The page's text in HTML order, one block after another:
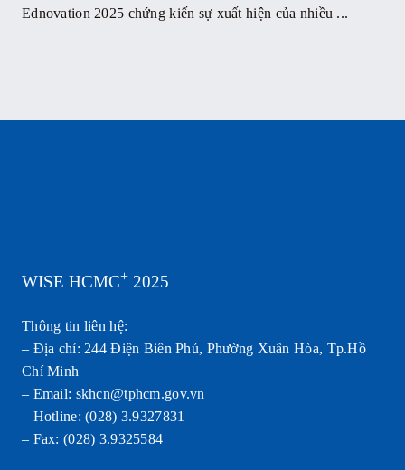
Ednovation 2025 chứng kiến sự xuất hiện của nhiều ...
WISE HCMC+2025
Thông tin liên hệ:
– Địa chỉ: 244 Điện Biên Phủ, Phường Xuân Hòa, Tp.Hồ
Chí Minh
– Email: skhcn@tphcm.gov.vn
– Hotline: (028) 3.9327831
– Fax: (028) 3.9325584